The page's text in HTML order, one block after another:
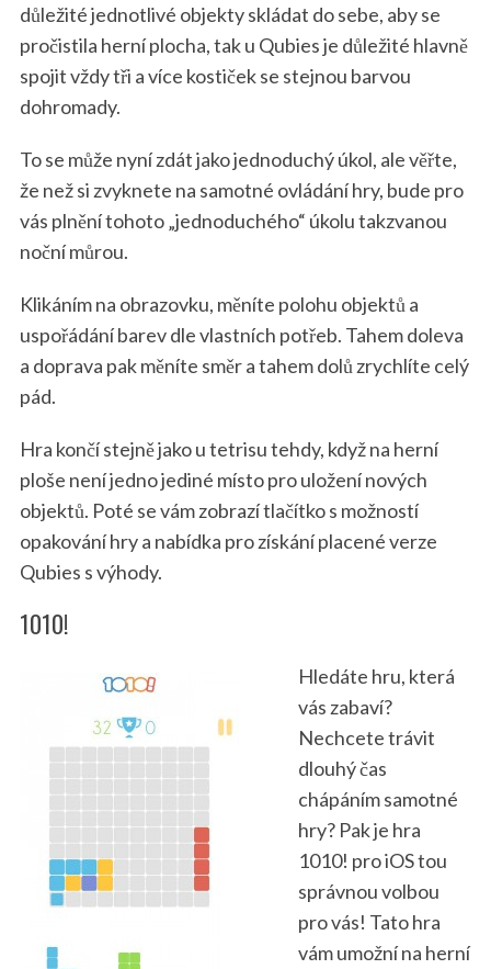
důležité jednotlivé objekty skládat do sebe, aby se
pročistila herní plocha, tak u Qubies je důležité hlavně
spojit vždy tři a více kostiček se stejnou barvou
dohromady.
To se může nyní zdát jako jednoduchý úkol, ale věřte,
že než si zvyknete na samotné ovládání hry, bude pro
vás plnění tohoto „jednoduchého“ úkolu takzvanou
noční můrou.
Klikáním na obrazovku, měníte polohu objektů a
uspořádání barev dle vlastních potřeb. Tahem doleva
a doprava pak měníte směr a tahem dolů zrychlíte celý
pád.
Hra končí stejně jako u tetrisu tehdy, když na herní
ploše není jedno jediné místo pro uložení nových
objektů. Poté se vám zobrazí tlačítko s možností
opakování hry a nabídka pro získání placené verze
Qubies s výhody.
1010!
Hledáte hru, která
vás zabaví?
Nechcete trávit
dlouhý čas
chápáním samotné
hry? Pak je hra
1010! pro iOS tou
správnou volbou
pro vás! Tato hra
vám umožní na herní